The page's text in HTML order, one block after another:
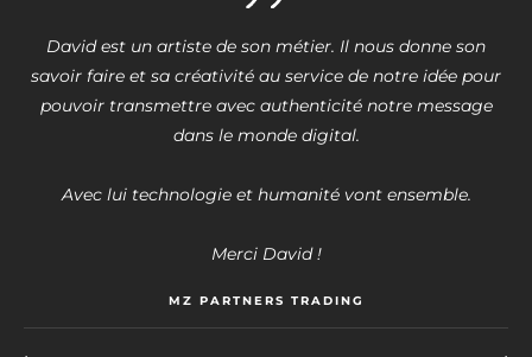
David est un artiste de son métier. Il nous donne son
savoir faire et sa créativité au service de notre idée pour
pouvoir transmettre avec authenticité notre message
dans le monde digital.
Avec lui technologie et humanité vont ensemble.
Merci David !
MZ PARTNERS TRADING